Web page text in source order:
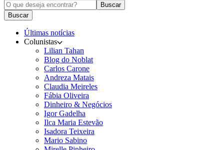
Buscar
Buscar
Últimas notícias
Colunistas
Lilian Tahan
Blog do Noblat
Carlos Carone
Andreza Matais
Claudia Meireles
Fábia Oliveira
Dinheiro & Negócios
Igor Gadelha
Ilca Maria Estevão
Isadora Teixeira
Mario Sabino